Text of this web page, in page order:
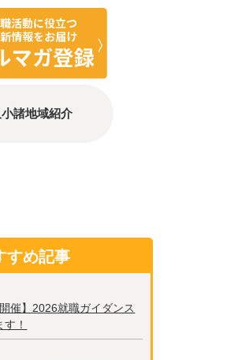
諸地域紹介
すめ記事
催】2026就職ガイダンス
！